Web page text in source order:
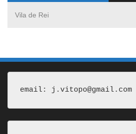
Vila de Rei
email: j.vitopo@gmail.com